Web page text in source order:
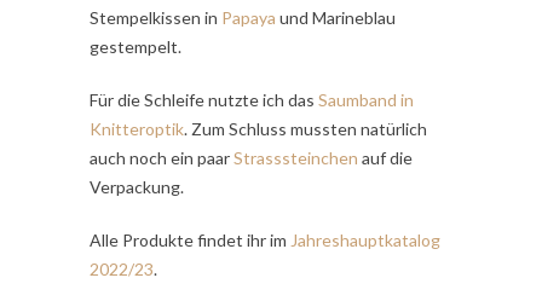
Stempelkissen in Papaya und Marineblau
gestempelt.
Für die Schleife nutzte ich das Saumband in
Knitteroptik. Zum Schluss mussten natürlich
auch noch ein paarStrasssteinchen auf die
Verpackung.
Alle Produkte findet ihr im Jahreshauptkatalog
2022/23.